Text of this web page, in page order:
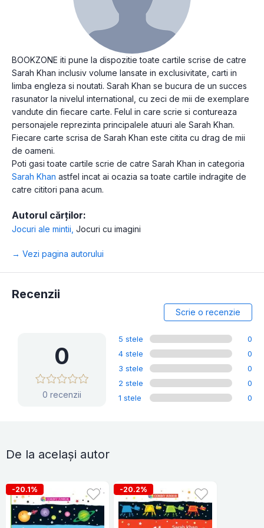
BOOKZONE iti pune la dispozitie toate cartile scrise de catre
Sarah Khan inclusiv volume lansate in exclusivitate, carti in
limba engleza si noutati. Sarah Khan se bucura de un succes
rasunator la nivelul international, cu zeci de mii de exemplare
vandute din fiecare carte. Felul in care scrie si contureaza
personajele reprezinta principalele atuuri ale Sarah Khan.
Fiecare carte scrisa de Sarah Khan este citita cu drag de mii
de oameni.
Poti gasi toate cartile scrie de catre Sarah Khan in categoria
Sarah Khan astfel incat ai ocazia sa toate cartile indragite de
catre cititori pana acum.
Autorul cărților:
Jocuri ale mintii Jocuri cu imagini
→ Vezi pagina autorului
Recenzii
Scrie o recenzie
0
0 recenzii
5 stele
0
4 stele
0
3 stele
0
2 stele
0
1 stele
0
De la același autor
-20.1% -20.2%